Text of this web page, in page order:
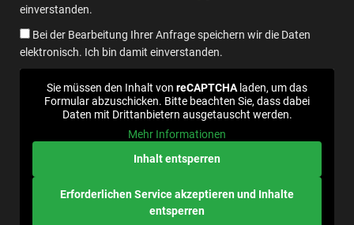
einverstanden.
Bei der Bearbeitung Ihrer Anfrage speichern wir die Daten
elektronisch. Ich bin damit einverstanden.
Sie müssen den Inhalt von reCAPTCHA laden, um das
Formular abzuschicken. Bitte beachten Sie, dass dabei
Daten mit Drittanbietern ausgetauscht werden.
Mehr Informationen
Inhalt entsperren
Erforderlichen Service akzeptieren und Inhalte
entsperren